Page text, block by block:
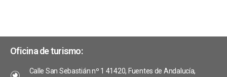
Oficina de turismo:
Calle San Sebastián nº 1 41420, Fuentes de Andalucía,